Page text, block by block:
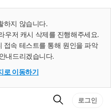
하지 않습니다.
우저 캐시 삭제를 진행해주세요.
접속 테스트를 통해 원인을 파악
내드리겠습니다.
로 이동하기
검
로그인